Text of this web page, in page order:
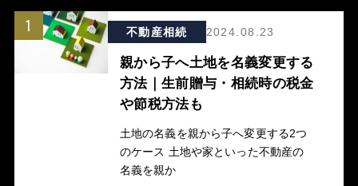
1 不動産相続 2024.08.23
親から子へ土地を名義変更する
方法｜生前贈与・相続時の税金
や節税方法も
土地の名義を親から子へ変更する2つ
のケース 土地や家といった不動産の
名義を親か